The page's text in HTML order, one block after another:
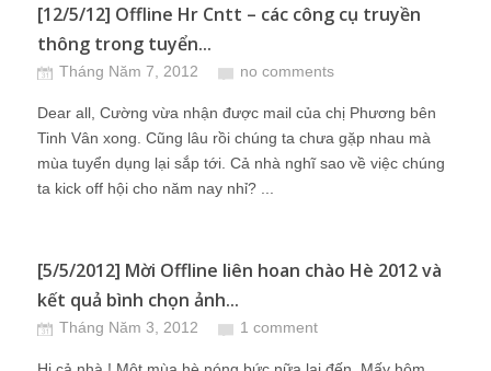
[12/5/12] Offline Hr Cntt – các công cụ truyền
thông trong tuyển...
Tháng Năm 7, 2012 no comments
Dear all, Cường vừa nhận được mail của chị Phương bên
Tinh Vân xong. Cũng lâu rồi chúng ta chưa gặp nhau mà
mùa tuyển dụng lại sắp tới. Cả nhà nghĩ sao về việc chúng
ta kick off hội cho năm nay nhỉ? ...
[5/5/2012] Mời Offline liên hoan chào Hè 2012 và
kết quả bình chọn ảnh...
Tháng Năm 3, 2012 1 comment